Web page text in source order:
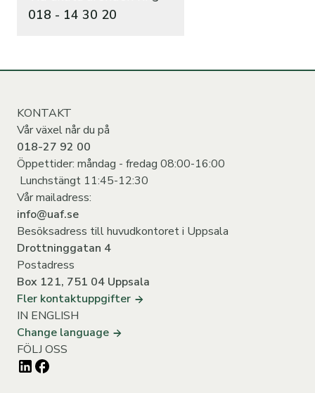
018 - 14 30 20
KONTAKT
Vår växel når du på
018-27 92 00
Öppettider: måndag - fredag 08:00-16:00
Lunchstängt 11:45-12:30
Vår mailadress:
info@uaf.se
Besöksadress till huvudkontoret i Uppsala
Drottninggatan 4
Postadress
Box 121, 751 04 Uppsala
Fler kontaktuppgifter
IN ENGLISH
Change language
FÖLJ OSS